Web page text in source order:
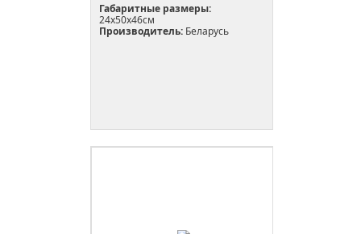
Габаритные размеры:
24х50х46см
Производитель: Беларусь